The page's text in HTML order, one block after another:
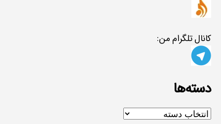
کانال تلگرام من:
دسته‌ها
دسته‌ها